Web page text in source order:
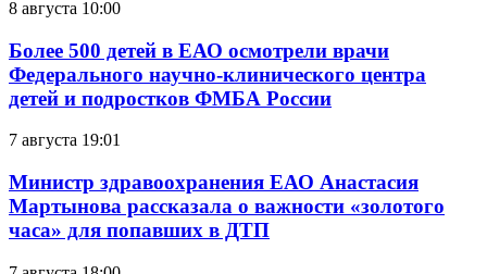
8 августа 10:00
Более 500 детей в ЕАО осмотрели врачи
Федерального научно-клинического центра
детей и подростков ФМБА России
7 августа 19:01
Министр здравоохранения ЕАО Анастасия
Мартынова рассказала о важности «золотого
часа» для попавших в ДТП